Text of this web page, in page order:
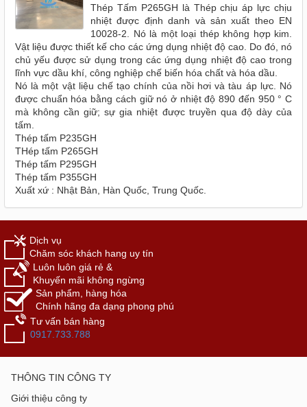
Thép Tấm P265GH là Thép chịu áp lực chịu
nhiệt được định danh và sản xuất theo EN
10028-2. Nó là một loại thép không hợp kim.
Vật liệu được thiết kế cho các ứng dụng nhiệt độ cao. Do đó, nó
chủ yếu được sử dụng trong các ứng dụng nhiệt độ cao trong
lĩnh vực dầu khí, công nghiệp chế biến hóa chất và hóa dầu.
Nó là một vật liệu chế tạo chính của nồi hơi và tàu áp lực. Nó
được chuẩn hóa bằng cách giữ nó ở nhiệt độ 890 đến 950 ° C
mà không cần giữ; sự gia nhiệt được truyền qua độ dày của
tấm.
Thép tấm P235GH
THép tấm P265GH
Thép tấm P295GH
Thép tấm P355GH
Xuất xứ : Nhật Bản, Hàn Quốc, Trung Quốc.
Dịch vụ
Chăm sóc khách hang uy tín
Luôn luôn giá rẻ &
Khuyến mãi không ngừng
Sản phẩm, hàng hóa
Chính hãng đa dạng phong phú
Tư vấn bán hàng
0917.733.788
THÔNG TIN CÔNG TY
Giới thiệu công ty